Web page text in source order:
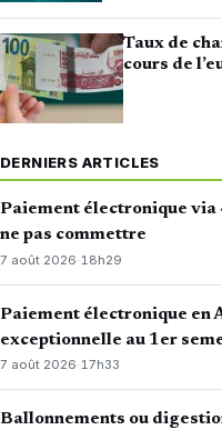
Taux de
cours de
DERNIERS ARTICLES
Paiement électronique via
ne pas commettre
7 août 2026·18h29
Paiement électronique en
exceptionnelle au 1er
7 août 2026·17h33
Ballonnements ou